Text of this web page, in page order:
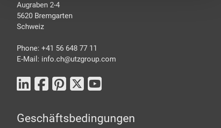
Augraben 2-4
5620 Bremgarten
Schweiz
Phone: +41 56 648 77 11
E-Mail: info.ch@utzgroup.com
Geschäftsbedingungen